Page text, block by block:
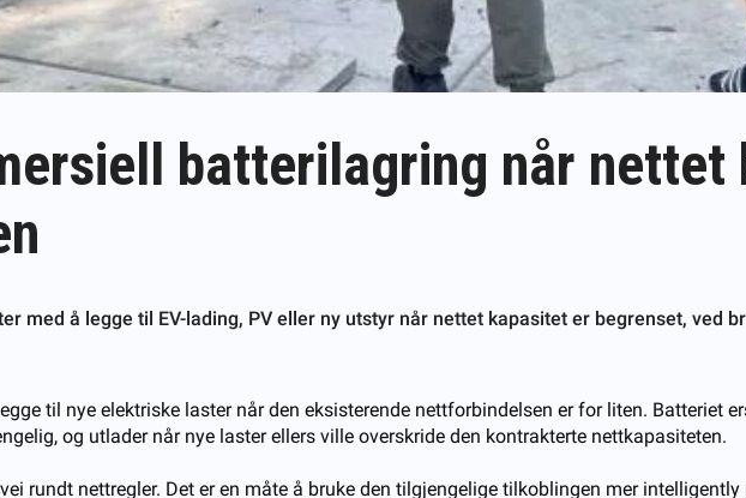
batterilagring når nettet
å legge til EV-lading, PV eller ny utstyr når nettet kapasitet er begrenset, ved
til nye elektriske laster når den eksisterende nettforbindelsen er for liten. Batteriet
og utlader når nye laster ellers ville overskride den kontrakterte nettkapasiteten.
rundt nettregler. Det er en måte å bruke den tilgjengelige tilkoblingen mer